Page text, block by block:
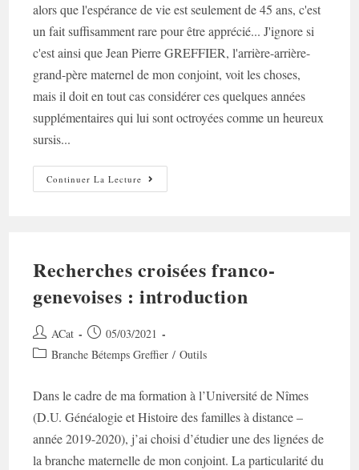
alors que l'espérance de vie est seulement de 45 ans, c'est
un fait suffisamment rare pour être apprécié... J'ignore si
c'est ainsi que Jean Pierre GREFFIER, l'arrière-arrière-
grand-père maternel de mon conjoint, voit les choses,
mais il doit en tout cas considérer ces quelques années
supplémentaires qui lui sont octroyées comme un heureux
sursis...
Continuer La Lecture Un
Fieffé
Recherches croisées franco-
genevoises : introduction
Auteur/autrice
de
ACat
Post
published:
05/03/2021
PostBranche Bétemps Greffier / Outils
Dans le cadre de ma formation à l’Université de Nîmes
(D.U. Généalogie et Histoire des familles à distance –
année 2019-2020), j’ai choisi d’étudier une des lignées de
la branche maternelle de mon conjoint. La particularité du